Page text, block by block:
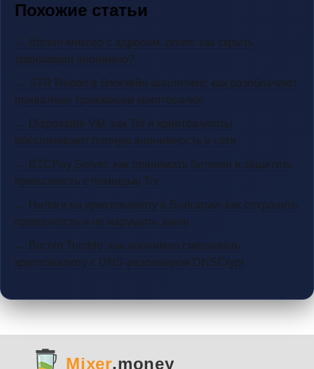
Похожие статьи
→ Bitcoin-миксер с адресом .onion: как скрыть
транзакции анонимно?
→ STR Report в блокчейн-аналитике: как разоблачают
приватные транзакции криптовалют
→ Disposable VM: как Tor и криптовалюты
обеспечивают полную анонимность в сети
→ BTCPay Server: как принимать биткоин и защитить
приватность с помощью Tor
→ Налоги на криптовалюту в Болгарии: как сохранить
приватность и не нарушить закон
→ Bitcoin Tumble: как анонимно смешивать
криптовалюту с DNS-резолвером DNSCrypt
Mixer.money